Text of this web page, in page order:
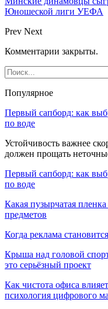
Юношеской лиги УЕФА
Prev Next
Комментарии закрыты.
Популярное
Первый сапборд: как
по воде
Устойчивость важнее
должен прощать
Первый сапборд: как
по воде
Какая пузырчатая
предметов
Когда реклама
Крыша над головой
это серьёзный проект
Как чистота офиса
психология цифрового